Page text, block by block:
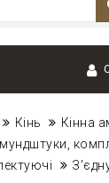
Кінь
Кінна